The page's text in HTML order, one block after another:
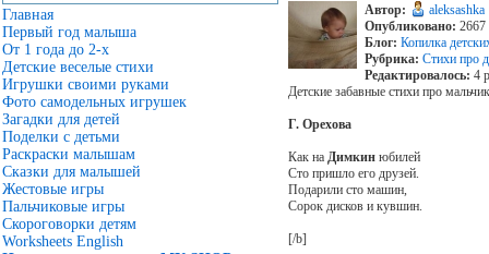
Главная
Первый год малыша
От 1 года до 2-х
Детские веселые стихи
Игрушки своими руками
Фото самодельных игрушек
Загадки для детей
Поделки с детьми
Раскраски малышам
Сказки для малышей
Жестовые игры
Пальчиковые игры
Скороговорки детям
Worksheets English
Автор:
aleksashka
Опубликовано: 2667
Блог: Копилка
Рубрика: Стихи про
Редактировалось: 4
Детские забавные стихи про
Г. Орехова
Как на Димкинюбилей
Сто пришло его друзей.
Подарили сто машин,
Сорок дисков и кувшин.
[/b]